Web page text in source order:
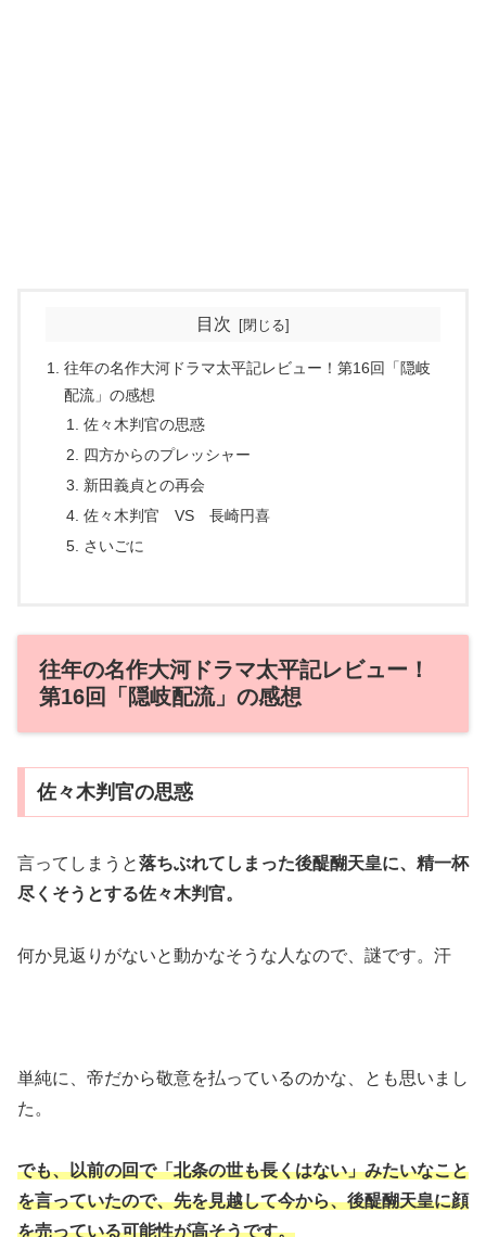
目次
往年の名作大河ドラマ太平記レビュー！第16回「隠岐
配流」の感想
佐々木判官の思惑
四方からのプレッシャー
新田義貞との再会
佐々木判官 VS 長崎円喜
さいごに
往年の名作大河ドラマ太平記レビュー！
第16回「隠岐配流」の感想
佐々木判官の思惑
言ってしまうと落ちぶれてしまった後醍醐天皇に、精一杯
尽くそうとする佐々木判官。
何か見返りがないと動かなそうな人なので、謎です。汗
単純に、帝だから敬意を払っているのかな、とも思いまし
た。
でも、以前の回で「北条の世も長くはない」みたいなこと
を言っていたので、先を見越して今から、後醍醐天皇に顔
を売っている可能性が高そうです。